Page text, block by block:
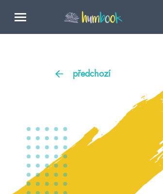
předchozí